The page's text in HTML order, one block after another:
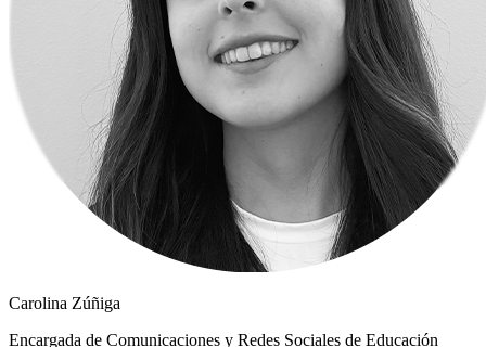
Carolina Zúñiga
Encargada de Comunicaciones y Redes Sociales de Educación